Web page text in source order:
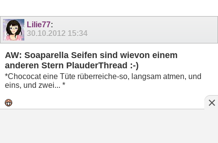
Lilie77:
30.10.2012 15:34
AW: Soaparella Seifen sind wievon einem
anderen Stern PlauderThread :-)
*Chococat eine Tüte rüberreiche-so, langsam atmen, und
eins, und zwei... *